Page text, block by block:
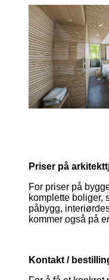
Priser på
For priser på
komplette boliger,
påbygg,
kommer også på
Kontakt /